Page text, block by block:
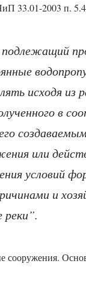
33.01-2003 п.
исходя из
в
или
условий
и
реки”.
сооружения.